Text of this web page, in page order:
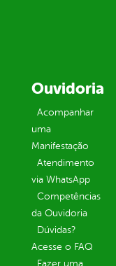
Ouvidoria
Acompanhar
uma
Manifestação
Atendimento
via WhatsApp
Competências
da Ouvidoria
Dúvidas?
Acesse o FAQ
Fazer uma